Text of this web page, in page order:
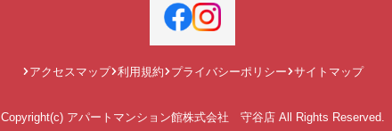
アクセスマップ 利用規約 プライバシーポリシー サイトマップ
Copyright(c) アパートマンション館株式会社 守谷店 All Rights Reserved.